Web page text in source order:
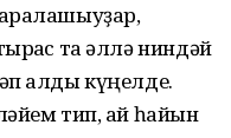
та әллә ниндәй
алды күңелде.
тип, ай һайын